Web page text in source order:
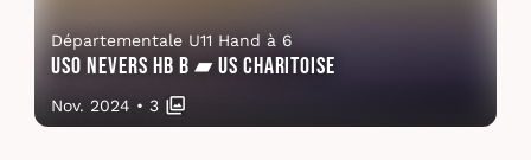
Départementale U11 Hand à 6
USO Nevers HB B ▰ US Charitoise
Nov. 2024 • 3